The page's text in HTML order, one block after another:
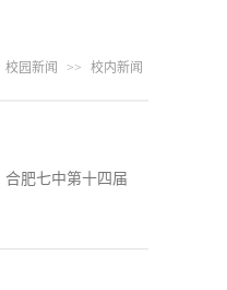
校园新闻 >> 校内新闻
肥七中第十四届